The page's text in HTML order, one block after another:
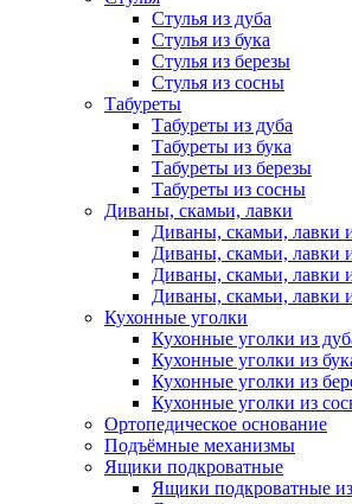
Стулья из дуба
Стулья из бука
Стулья из березы
Стулья из сосны
Табуреты
Табуреты из дуба
Табуреты из бука
Табуреты из березы
Табуреты из сосны
Диваны, скамьи, лавки
Диваны, скамьи, лавки
Диваны, скамьи, лавки
Диваны, скамьи, лавки
Диваны, скамьи, лавки
Кухонные уголки
Кухонные уголки из
Кухонные уголки из
Кухонные уголки из
Кухонные уголки из
Ортопедическое основание
Подъёмные механизмы
Ящики подкроватные
Ящики подкроватные